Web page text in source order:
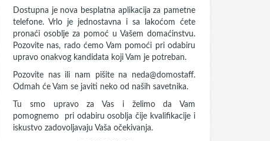
Dostupna je nova besplatna aplikacija za pametne
telefone. Vrlo je jednostavna i sa lakoćom ćete
pronaći osoblje za pomoć u Vašem domaćinstvu.
Pozovite nas, rado ćemo Vam pomoći pri odabiru
upravo onakvog kandidata koji Vam je potreban.
Pozovite nas ili nam pišite na neda@domostaff.
Odmah će Vam se javiti neko od naših savetnika.
Tu smo upravo za Vas i želimo da Vam
pomognemo pri odabiru osoblja čije kvalifikacije i
iskustvo zadovoljavaju Vaša očekivanja.